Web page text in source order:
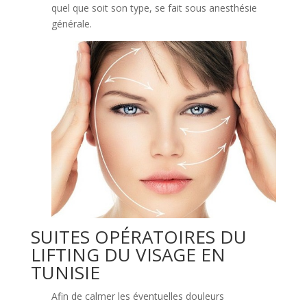
quel que soit son type, se fait sous anesthésie
générale.
SUITES OPÉRATOIRES DU
LIFTING DU VISAGE EN
TUNISIE
Afin de calmer les éventuelles douleurs